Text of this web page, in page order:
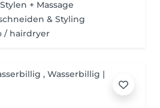
+ Massage
& Styling
/ hairdryer